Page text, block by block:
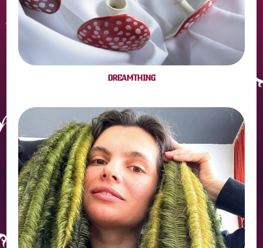
DREAMTHING